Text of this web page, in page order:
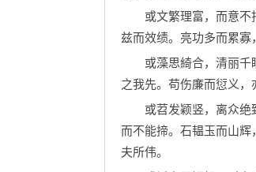
或文繁理富，而意不指
兹而效绩。亮功多而累寡
或藻思綺合，清丽千眠
之我先。苟伤廉而愆义，
或苕发颖竖，离众绝致
而不能揥。石韫玉而山
夫所伟。